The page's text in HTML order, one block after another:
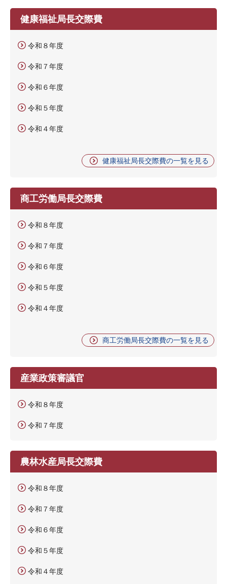
健康福祉局長交際費
令和８年度
令和７年度
令和６年度
令和５年度
令和４年度
健康福祉局長交際費の一覧を見る
商工労働局長交際費
令和８年度
令和７年度
令和６年度
令和５年度
令和４年度
商工労働局長交際費の一覧を見る
産業政策審議官
令和８年度
令和７年度
農林水産局長交際費
令和８年度
令和７年度
令和６年度
令和５年度
令和４年度